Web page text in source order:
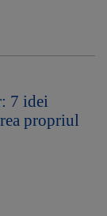
7 idei
propriul